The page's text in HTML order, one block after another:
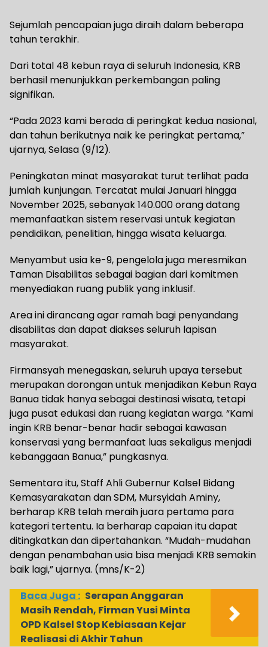
Sejumlah pencapaian juga diraih dalam beberapa
tahun terakhir.
Dari total 48 kebun raya di seluruh Indonesia, KRB
berhasil menunjukkan perkembangan paling
signifikan.
“Pada 2023 kami berada di peringkat kedua nasional,
dan tahun berikutnya naik ke peringkat pertama,”
ujarnya, Selasa (9/12).
Peningkatan minat masyarakat turut terlihat pada
jumlah kunjungan. Tercatat mulai Januari hingga
November 2025, sebanyak 140.000 orang datang
memanfaatkan sistem reservasi untuk kegiatan
pendidikan, penelitian, hingga wisata keluarga.
Menyambut usia ke-9, pengelola juga meresmikan
Taman Disabilitas sebagai bagian dari komitmen
menyediakan ruang publik yang inklusif.
Area ini dirancang agar ramah bagi penyandang
disabilitas dan dapat diakses seluruh lapisan
masyarakat.
Firmansyah menegaskan, seluruh upaya tersebut
merupakan dorongan untuk menjadikan Kebun Raya
Banua tidak hanya sebagai destinasi wisata, tetapi
juga pusat edukasi dan ruang kegiatan warga. “Kami
ingin KRB benar-benar hadir sebagai kawasan
konservasi yang bermanfaat luas sekaligus menjadi
kebanggaan Banua,” pungkasnya.
Sementara itu, Staff Ahli Gubernur Kalsel Bidang
Kemasyarakatan dan SDM, Mursyidah Aminy,
berharap KRB telah meraih juara pertama para
kategori tertentu. Ia berharap capaian itu dapat
ditingkatkan dan dipertahankan. “Mudah-mudahan
dengan penambahan usia bisa menjadi KRB semakin
baik lagi,” ujarnya. (mns/K-2)
Baca Juga : Serapan Anggaran
Masih Rendah, Firman Yusi Minta
OPD Kalsel Stop Kebiasaan Kejar
Realisasi di Akhir Tahun